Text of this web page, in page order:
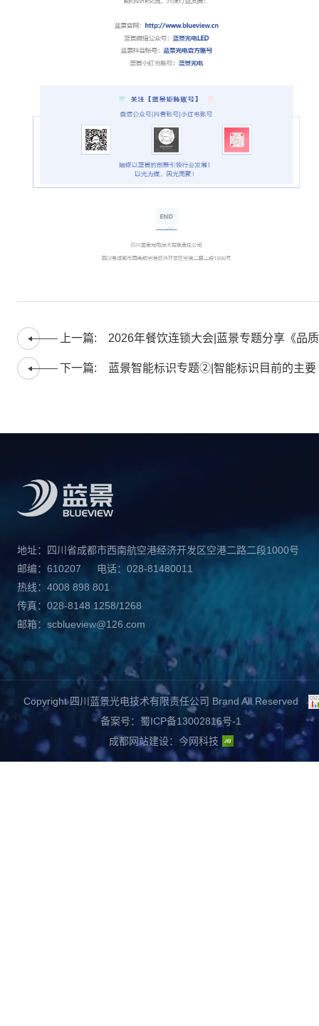
上一篇:
2026年餐饮连锁大会|蓝景专题分享《品质
光与餐饮门店流量》！
下一篇:
蓝景智能标识专题②|智能标识目前的主要
地址：四川省成都市西南航空港经济开发区空港二路二段1000号
邮编：610207
电话：028-81480011
热线：4008 898 801
传真：028-8148 1258/1268
邮箱：scblueview@126.com
Copyright 四川蓝景光电技术有限责任公司 Brand All Reserved
备案号：蜀ICP备13002816号-1
成都网站建设： 今网科技